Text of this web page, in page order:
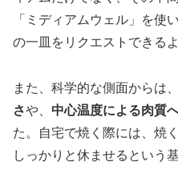
「ミディアムウェル」を使
の一皿をリクエストできる
また、科学的な側面からは、
さや、 中心温度による肉質
た。自宅で焼く際には、焼
しっかりと休ませるという